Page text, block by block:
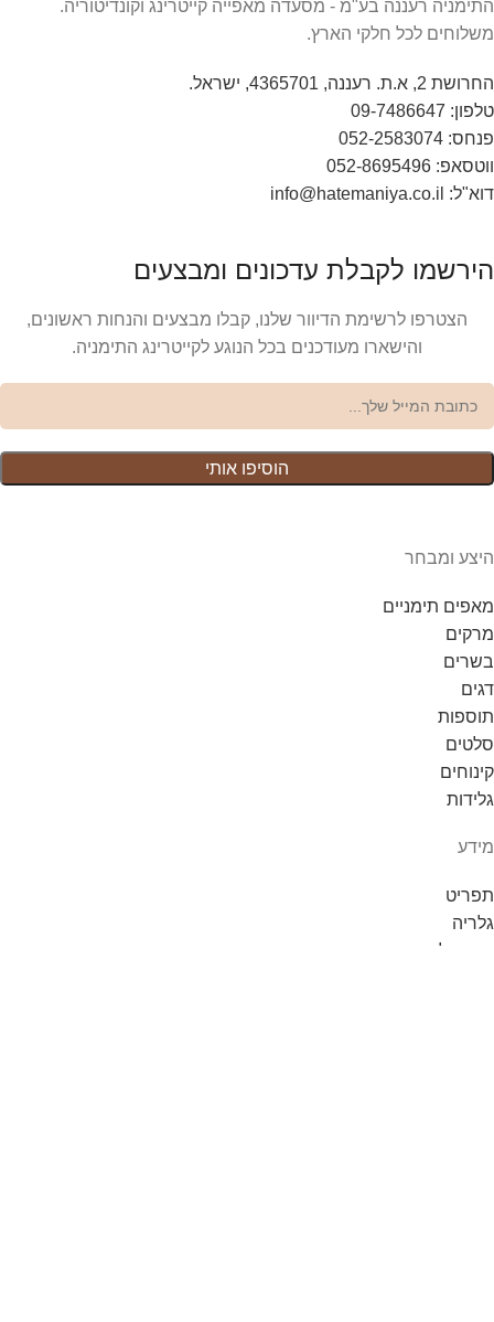
התימניה רעננה בע"מ - מסעדה מאפייה קייטרינג וקונדיטוריה.
משלוחים לכל חלקי הארץ.
החרושת 2, א.ת. רעננה, 4365701, ישראל.
טלפון: 09-7486647
פנחס: 052-2583074
ווטסאפ: 052-8695496
דוא"ל: info@hatemaniya.co.il
הירשמו לקבלת עדכונים ומבצעים
הצטרפו לרשימת הדיוור שלנו, קבלו מבצעים והנחות ראשונים,
והישארו מעודכנים בכל הנוגע לקייטרינג התימניה.
היצע ומבחר
מאפים תימניים
מרקים
בשרים
דגים
תוספות
סלטים
קינוחים
גלידות
מידע
תפריט
גלריה
קצת עלינו